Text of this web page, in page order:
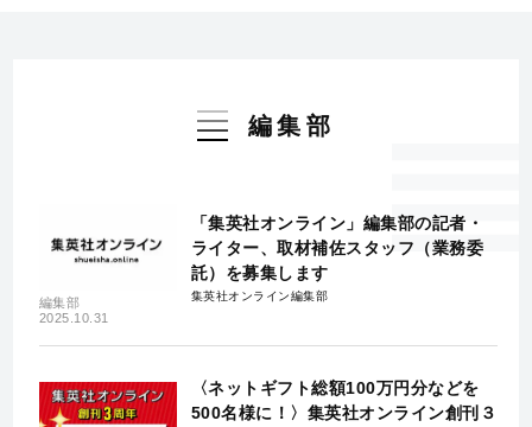
編集部
編集部
2025.10.31
「集英社オンライン」編集部の記者・
ライター、取材補佐スタッフ（業務委
託）を募集します
集英社オンライン編集部
〈ネットギフト総額100万円分などを
500名様に！〉集英社オンライン創刊３